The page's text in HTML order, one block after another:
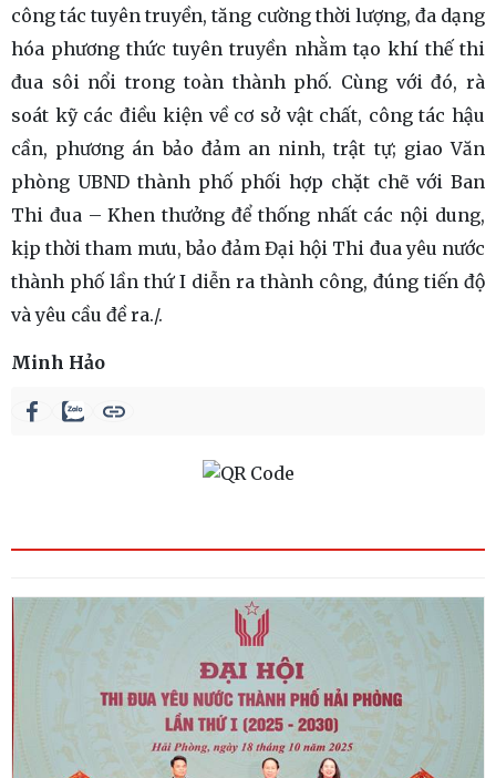
công tác tuyên truyền, tăng cường thời lượng, đa dạng
hóa phương thức tuyên truyền nhằm tạo khí thế thi
đua sôi nổi trong toàn thành phố. Cùng với đó, rà
soát kỹ các điều kiện về cơ sở vật chất, công tác hậu
cần, phương án bảo đảm an ninh, trật tự; giao Văn
phòng UBND thành phố phối hợp chặt chẽ với Ban
Thi đua – Khen thưởng để thống nhất các nội dung,
kịp thời tham mưu, bảo đảm Đại hội Thi đua yêu nước
thành phố lần thứ I diễn ra thành công, đúng tiến độ
và yêu cầu đề ra./.
Minh Hảo